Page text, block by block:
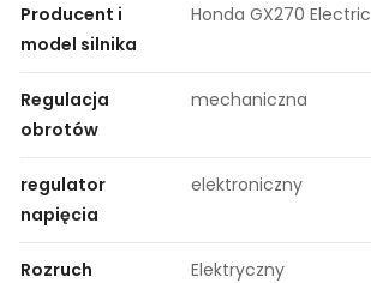
Producent i
model silnika
Honda GX270 Electric
Regulacja
obrotów
mechaniczna
regulator
napięcia
elektroniczny
Rozruch Elektryczny